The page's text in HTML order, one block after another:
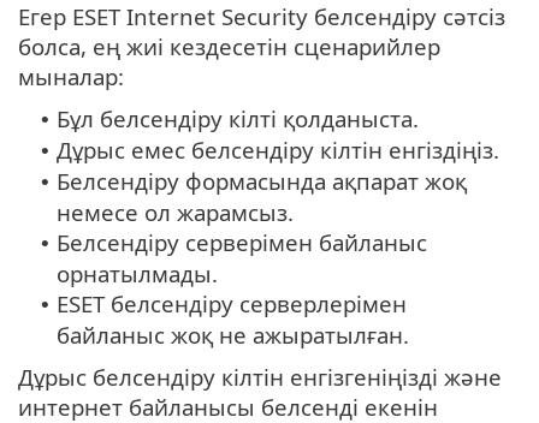
Егер ESET Internet Security белсендіру сәтсіз
болса, ең жиі кездесетін сценарийлер
мыналар:
• Бұл белсендіру кілті қолданыста.
• Дұрыс емес белсендіру кілтін енгіздіңіз.
• Белсендіру формасында ақпарат жоқ
немесе ол жарамсыз.
• Белсендіру серверімен байланыс
орнатылмады.
• ESET белсендіру серверлерімен
байланыс жоқ не ажыратылған.
Дұрыс белсендіру кілтін енгізгеніңізді және
интернет байланысы белсенді екенін